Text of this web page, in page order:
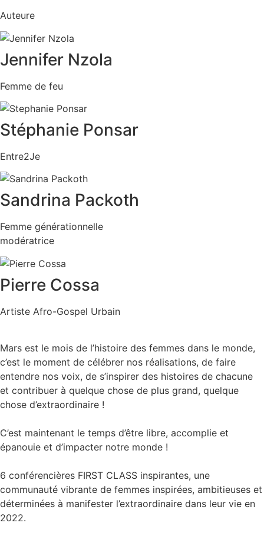
Auteure
Jennifer Nzola
Femme de feu
Stéphanie Ponsar
Entre2Je
Sandrina Packoth
Femme générationnelle
modératrice
Pierre Cossa
Artiste Afro-Gospel Urbain
Mars est le mois de l’histoire des femmes dans le monde,
c’est le moment de célébrer nos réalisations, de faire
entendre nos voix, de s’inspirer des histoires de chacune
et contribuer à quelque chose de plus grand, quelque
chose d’extraordinaire !
C’est maintenant le temps d’être libre, accomplie et
épanouie et d’impacter notre monde !
6 conférencières FIRST CLASS inspirantes, une
communauté vibrante de femmes inspirées, ambitieuses et
déterminées à manifester l’extraordinaire dans leur vie en
2022.